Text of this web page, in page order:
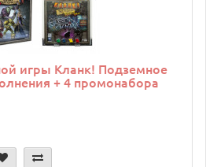
игры Кланк! Подземное
+ 4 промонабора